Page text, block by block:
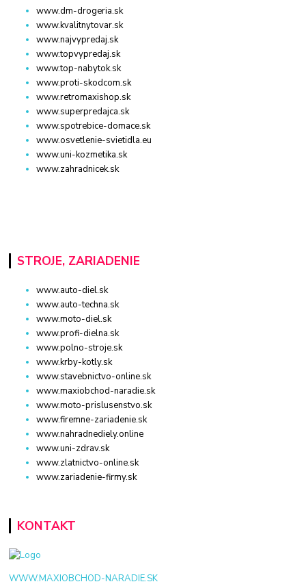
www.dm-drogeria.sk
www.kvalitnytovar.sk
www.najvypredaj.sk
www.topvypredaj.sk
www.top-nabytok.sk
www.proti-skodcom.sk
www.retromaxishop.sk
www.superpredajca.sk
www.spotrebice-domace.sk
www.osvetlenie-svietidla.eu
www.uni-kozmetika.sk
www.zahradnicek.sk
STROJE, ZARIADENIE
www.auto-diel.sk
www.auto-techna.sk
www.moto-diel.sk
www.profi-dielna.sk
www.polno-stroje.sk
www.krby-kotly.sk
www.stavebnictvo-online.sk
www.maxiobchod-naradie.sk
www.moto-prislusenstvo.sk
www.firemne-zariadenie.sk
www.nahradnediely.online
www.uni-zdrav.sk
www.zlatnictvo-online.sk
www.zariadenie-firmy.sk
KONTAKT
WWW.MAXIOBCHOD-NARADIE.SK